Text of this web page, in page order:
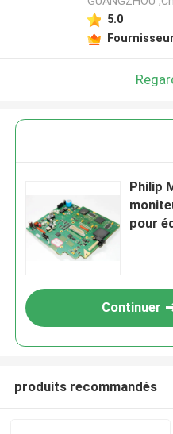
5.0
Philip
pour
Continuer
produits recommandés